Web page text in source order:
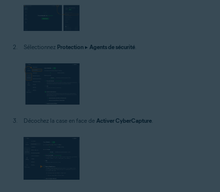
Sélectionnez Protection ▸ Agents de sécurité
Décochez la case en face de Activer CyberCapture